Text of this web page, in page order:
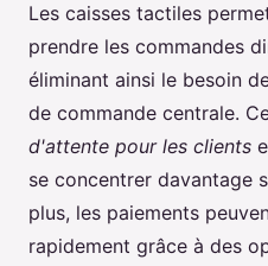
Les caisses tactiles
prendre les commandes
éliminant ainsi le besoin
de commande centrale.
d'attente pour les clients
se concentrer davantage
plus, les paiements
rapidement grâce à des